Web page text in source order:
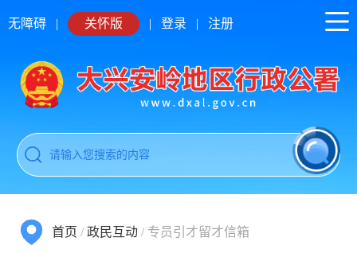
无障碍 | 关怀版 | 登录 | 注册
首页 /政民互动 / 专员引才留才信箱